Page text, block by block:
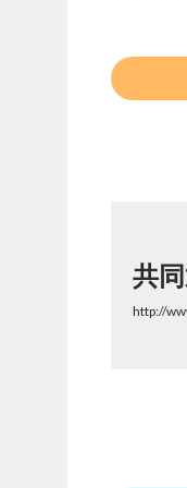
共
http://